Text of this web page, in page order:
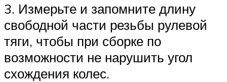
3. Измерьте и запомните длину
свобод­ной части резьбы рулевой
тяги, чтобы при сборке по
возможности не нарушить угол
схождения колес.